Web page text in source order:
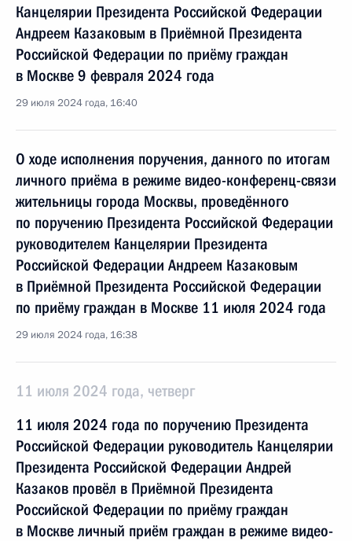
Канцелярии Президента Российской Федерации
Андреем Казаковым в Приёмной Президента
Российской Федерации по приёму граждан
в Москве 9 февраля 2024 года
29 июля 2024 года, 16:40
О ходе исполнения поручения, данного по итогам
личного приёма в режиме видео-конференц-связи
жительницы города Москвы, проведённого
по поручению Президента Российской Федерации
руководителем Канцелярии Президента
Российской Федерации Андреем Казаковым
в Приёмной Президента Российской Федерации
по приёму граждан в Москве 11 июля 2024 года
29 июля 2024 года, 16:38
11 июля 2024 года, четверг
11 июля 2024 года по поручению Президента
Российской Федерации руководитель Канцелярии
Президента Российской Федерации Андрей
Казаков провёл в Приёмной Президента
Российской Федерации по приёму граждан
в Москве личный приём граждан в режиме видео-